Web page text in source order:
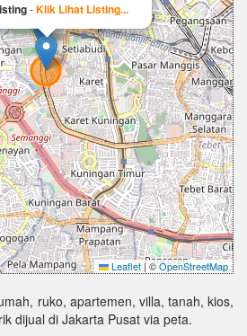
-Klik Lihat Listing...
Leaflet |©OpenStreetMap
ruko, apartemen, villa, tanah, kios,
dijual di Jakarta Pusat via peta.